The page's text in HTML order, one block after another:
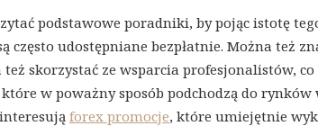
podstawowe poradniki, by pojąc istotę
często udostępniane bezpłatnie. Można też
skorzystać ze wsparcia profesjonalistów, co
w poważny sposób podchodzą do
forex promocje, które umiejętnie